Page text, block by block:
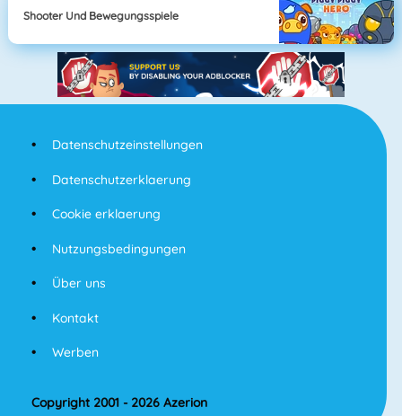
Shooter Und Bewegungsspiele
Datenschutzeinstellungen
Datenschutzerklaerung
Cookie erklaerung
Nutzungsbedingungen
Über uns
Kontakt
Werben
Copyright 2001 - 2026 Azerion